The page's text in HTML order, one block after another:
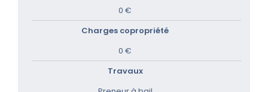
0 €
Charges copropriété
0 €
Travaux